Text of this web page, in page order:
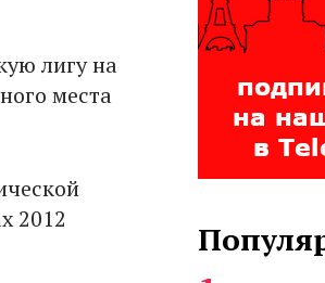
лигу на
места
2012